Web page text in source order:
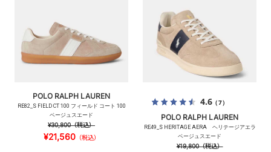
POLO RALPH LAUREN
RE82_S FIELD CT 100 フィールド コート 100
ベージュスエード
¥30,800（税込）
¥21,560（税込）
4.6（7）
POLO RALPH LAUREN
RE49_S HERITAGE AERA ヘリテージアエラ
ベージュスエード
¥19,800（税込）